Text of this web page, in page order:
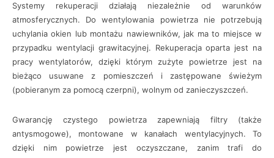
Systemy rekuperacji działają niezależnie od warunków
atmosferycznych. Do wentylowania powietrza nie potrzebują
uchylania okien lub montażu nawiewników, jak ma to miejsce w
przypadku wentylacji grawitacyjnej. Rekuperacja oparta jest na
pracy wentylatorów, dzięki którym zużyte powietrze jest na
bieżąco usuwane z pomieszczeń i zastępowane świeżym
(pobieranym za pomocą czerpni), wolnym od zanieczyszczeń.
Gwarancję czystego powietrza zapewniają filtry (także
antysmogowe), montowane w kanałach wentylacyjnych. To
dzięki nim powietrze jest oczyszczane, zanim trafi do